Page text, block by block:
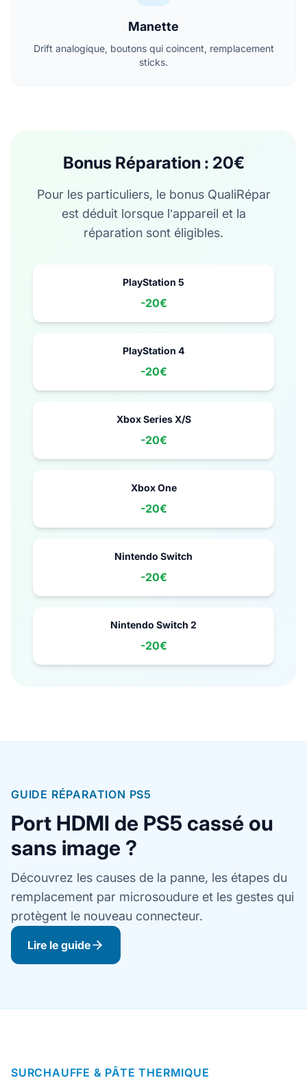
Manette
Drift analogique, boutons qui coincent, remplacement
sticks.
Bonus Réparation : 20€
Pour les particuliers, le bonus QualiRépar
est déduit lorsque l’appareil et la
réparation sont éligibles.
PlayStation 5
-20€
PlayStation 4
-20€
Xbox Series X/S
-20€
Xbox One
-20€
Nintendo Switch
-20€
Nintendo Switch 2
-20€
GUIDE RÉPARATION PS5
Port HDMI de PS5 cassé ou
sans image ?
Découvrez les causes de la panne, les étapes du
remplacement par microsoudure et les gestes qui
protègent le nouveau connecteur.
Lire le guide
SURCHAUFFE & PÂTE THERMIQUE